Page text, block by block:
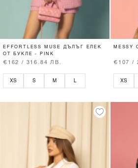
EFFORTLESS MUSE ДЪЛЪГ ЕЛЕК
ОТ БУКЛЕ - PINK
€162 / 316.84 ЛВ.
XS S M L
MESSY
€107 /
XS